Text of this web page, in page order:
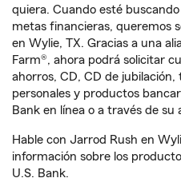
quiera. Cuando esté
metas financieras, queremos
en Wylie, TX. Gracias a una
Farm®, ahora podrá solicitar
ahorros, CD, CD de
personales y productos
Bank en línea o a través de
Hable con Jarrod Rush en
información sobre los
U.S. Bank.